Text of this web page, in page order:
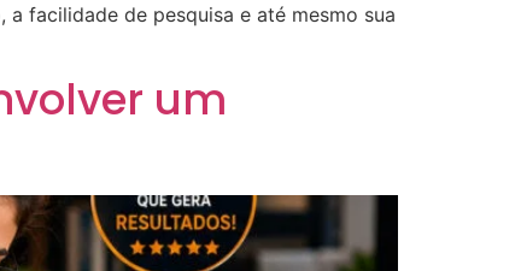
facilidade de pesquisa e até mesmo sua
um